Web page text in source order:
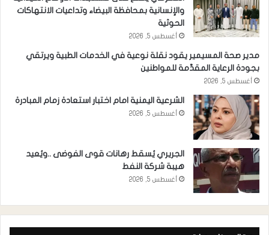
والإنسانية بمحافظة البيضاء وتداعيات الانتهاكات
الحوثية
أغسطس 5, 2026
مدير صحة المسيمير يقود نقلة نوعية في الخدمات الطبية ويرتقي
بجودة الرعاية المقدَّمة للمواطنين
أغسطس 5, 2026
الشرعية اليمنية امام اختبار استعادة زمام المبادرة
أغسطس 5, 2026
الجريري يُسقط رهانات قوى الفوضى ..ويُعيد
هيبة شركة النفط
أغسطس 5, 2026